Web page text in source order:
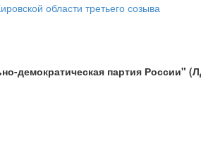
области третьего созыва
демократическая партия России"